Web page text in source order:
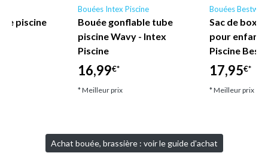
piscine
Bouées Intex Piscine
Bouée gonflable tube
piscine Wavy - Intex
Piscine
16,99€*
* Meilleur prix
Bouées Bestway
Sac de boxe
pour
Piscine
17,95€*
* Meilleur prix
Achat bouée, brassière : voir le guide d'achat